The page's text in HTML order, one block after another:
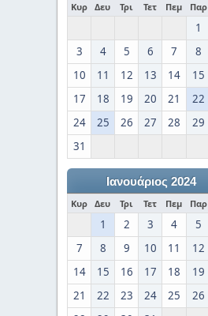
Κυρ Δευ Τρι Τετ Πεμ Παρ
1
3
4 5 6 7 8
10
11 12 13 14 15
17
18 19 20 21 22
24
25 26 27 28 29
31
Ιανουάριος 2024
Κυρ Δευ Τρι Τετ Πεμ Παρ
1 2 3 4 5
7
8 9 10 11 12
14
15 16 17 18 19
21
22 23 24 25 26